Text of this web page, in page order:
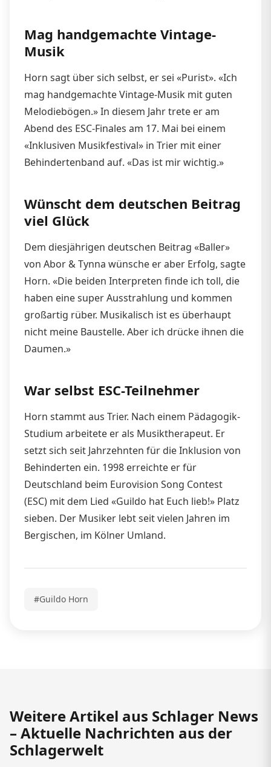
Mag handgemachte Vintage-
Musik
Horn sagt über sich selbst, er sei «Purist». «Ich
mag handgemachte Vintage-Musik mit guten
Melodiebögen.» In diesem Jahr trete er am
Abend des ESC-Finales am 17. Mai bei einem
«Inklusiven Musikfestival» in Trier mit einer
Behindertenband auf. «Das ist mir wichtig.»
Wünscht dem deutschen Beitrag
viel Glück
Dem diesjährigen deutschen Beitrag «Baller»
von Abor & Tynna wünsche er aber Erfolg, sagte
Horn. «Die beiden Interpreten finde ich toll, die
haben eine super Ausstrahlung und kommen
großartig rüber. Musikalisch ist es überhaupt
nicht meine Baustelle. Aber ich drücke ihnen die
Daumen.»
War selbst ESC-Teilnehmer
Horn stammt aus Trier. Nach einem Pädagogik-
Studium arbeitete er als Musiktherapeut. Er
setzt sich seit Jahrzehnten für die Inklusion von
Behinderten ein. 1998 erreichte er für
Deutschland beim Eurovision Song Contest
(ESC) mit dem Lied «Guildo hat Euch lieb!» Platz
sieben. Der Musiker lebt seit vielen Jahren im
Bergischen, im Kölner Umland.
#Guildo Horn
Weitere Artikel aus Schlager News
– Aktuelle Nachrichten aus der
Schlagerwelt